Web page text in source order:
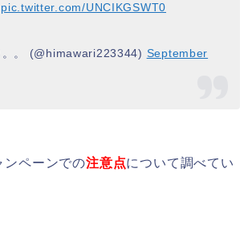
pic.twitter.com/UNCIKGSWT0
。 (@himawari223344) September
ンペーンでの注意点について調べてい